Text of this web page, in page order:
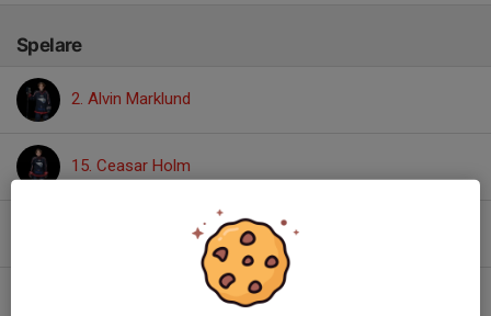
Spelare
2. Alvin Marklund
15. Ceasar Holm